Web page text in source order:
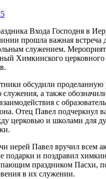
Входа Господня в
прошла важная встреча
служением.
Химкинского церковного
обсудили проделанную
а также
с
Отец Павел подчеркнул
церковью и школами для
иерей Павел вручил всем
подарки и поздравил
праздником Пасхи,
в их служении.